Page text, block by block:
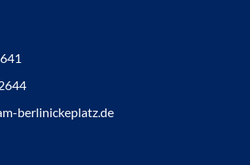
berlinickeplatz.de